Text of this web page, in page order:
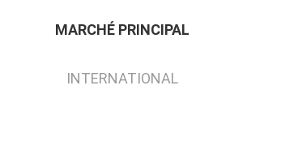
MARCHÉ PRINCIPAL
INTERNATIONAL